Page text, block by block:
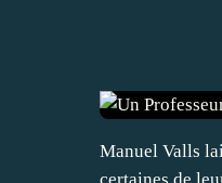
Manuel Valls